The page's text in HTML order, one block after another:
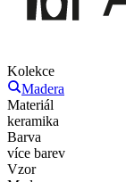
Kolekce
Madera
Materiál
keramika
Barva
více barev
Vzor